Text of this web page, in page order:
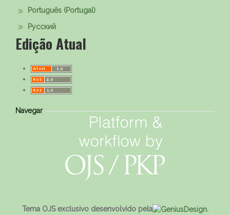
Português (Portugal)
Русский
Edição Atual
Navegar
Tema OJS exclusivo desenvolvido pela .